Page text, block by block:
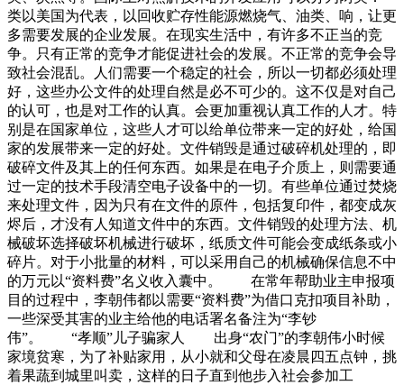
类以美国为代表，以回收贮存性能源燃烧气、油类、响，让更
多需要发展的企业发展。在现实生活中，有许多不正当的竞
争。只有正常的竞争才能促进社会的发展。不正常的竞争会导
致社会混乱。人们需要一个稳定的社会，所以一切都必须处理
好，这些办公文件的处理自然是必不可少的。这不仅是对自己
的认可，也是对工作的认真。会更加重视认真工作的人才。特
别是在国家单位，这些人才可以给单位带来一定的好处，给国
家的发展带来一定的好处。文件销毁是通过破碎机处理的，即
破碎文件及其上的任何东西。如果是在电子介质上，则需要通
过一定的技术手段清空电子设备中的一切。有些单位通过焚烧
来处理文件，因为只有在文件的原件，包括复印件，都变成灰
烬后，才没有人知道文件中的东西。文件销毁的处理方法、机
械破坏选择破坏机械进行破坏，纸质文件可能会变成纸条或小
碎片。对于小批量的材料，可以采用自己的机械确保信息不中
的万元以“资料费”名义收入囊中。 在常年帮助业主申报项
目的过程中，李朝伟都以需要“资料费”为借口克扣项目补助，
一些深受其害的业主给他的电话署名备注为“李钞
伟”。 “孝顺”儿子骗家人 出身“农门”的李朝伟小时候
家境贫寒，为了补贴家用，从小就和父母在凌晨四五点钟，挑
着果蔬到城里叫卖，这样的日子直到他步入社会参加工